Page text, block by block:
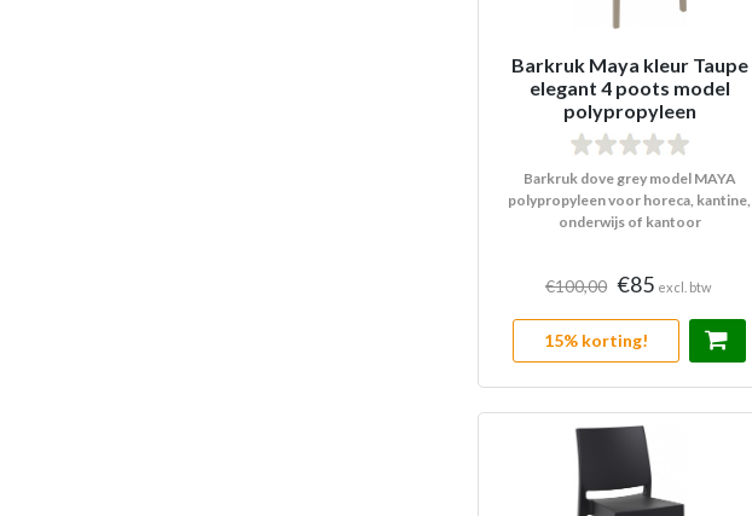
Barkruk Maya kleur Taupe
elegant 4 poots model
polypropyleen
Barkruk dove grey model MAYA
polypropyleen voor horeca, kantine,
onderwijs of kantoor
€100,00 €85 excl. btw
15% korting!